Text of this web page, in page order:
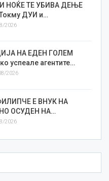
НОЌЕ ТЕ УБИВА ДЕЊЕ
ДУИ и…
2026
НА ЕДЕН ГОЛЕМ
успеале агентите…
2026
Е ВНУК НА
ОСУДЕН НА…
2026